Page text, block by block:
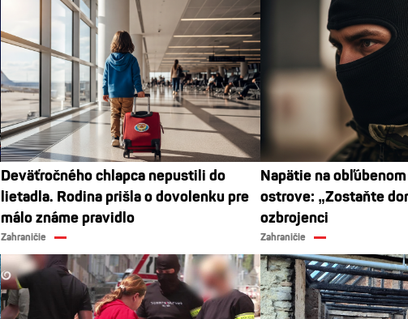
Deväťročného chlapca nepustili do
lietadla. Rodina prišla o dovolenku pre
málo známe pravidlo
Zahraničie
Napätie na
ostrove: „Zostaňte
ozbrojenci
Zahraničie